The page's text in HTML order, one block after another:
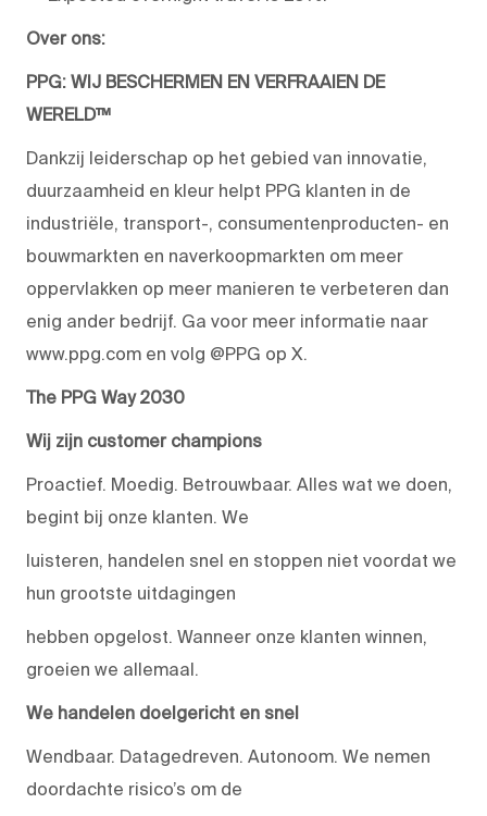
Over ons:
PPG: WIJ BESCHERMEN EN VERFRAAIEN DE
WERELD™
Dankzij leiderschap op het gebied van innovatie,
duurzaamheid en kleur helpt PPG klanten in de
industriële, transport-, consumentenproducten- en
bouwmarkten en naverkoopmarkten om meer
oppervlakken op meer manieren te verbeteren dan
enig ander bedrijf. Ga voor meer informatie naar
www.ppg.com en volg @PPG op X.
The PPG Way 2030
Wij zijn customer champions
Proactief. Moedig. Betrouwbaar. Alles wat we doen,
begint bij onze klanten. We
luisteren, handelen snel en stoppen niet voordat we
hun grootste uitdagingen
hebben opgelost. Wanneer onze klanten winnen,
groeien we allemaal.
We handelen doelgericht en snel
Wendbaar. Datagedreven. Autonoom. We nemen
doordachte risico’s om de